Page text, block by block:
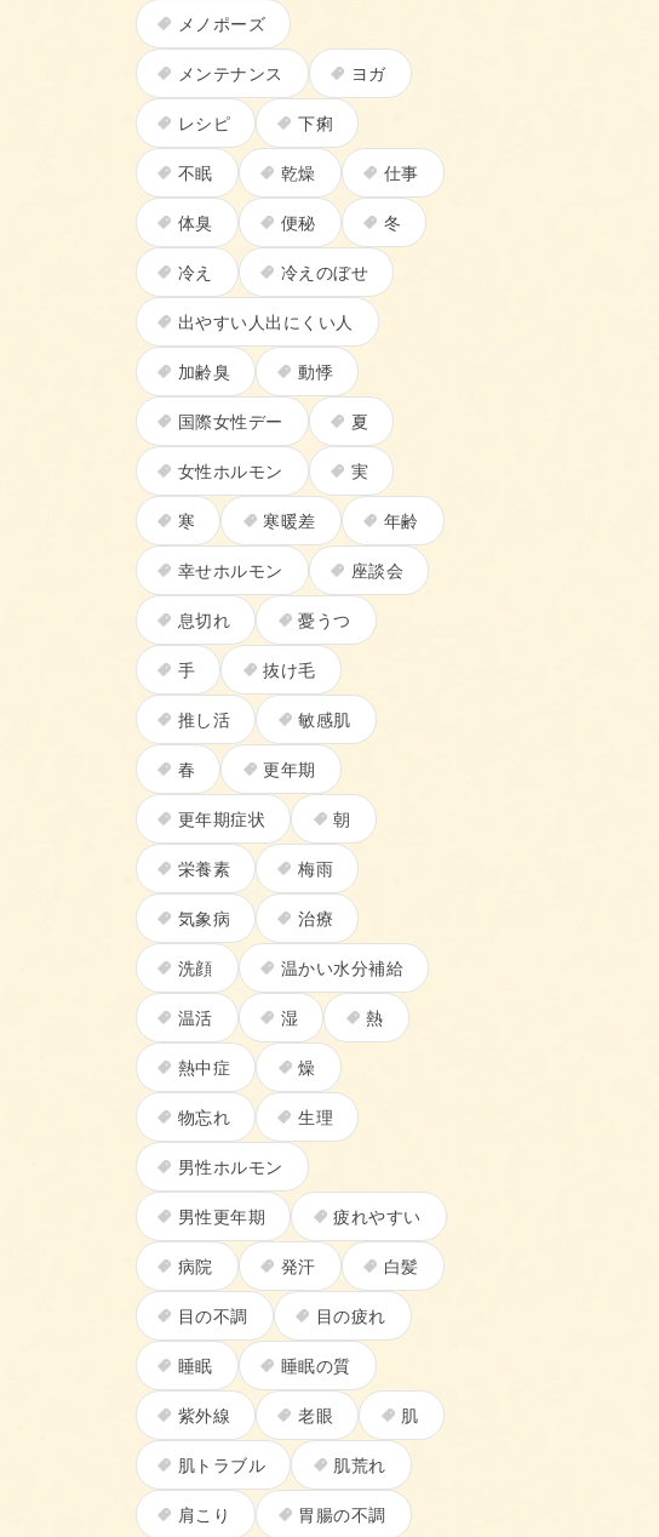
メノポーズ
メンテナンス ヨガ
レシピ 下痢
不眠 乾燥 仕事
体臭 便秘 冬
冷え 冷えのぼせ
出やすい人出にくい人
加齢臭 動悸
国際女性デー 夏
女性ホルモン 実
寒 寒暖差 年齢
幸せホルモン 座談会
息切れ 憂うつ
手 抜け毛
推し活 敏感肌
春 更年期
更年期症状 朝
栄養素 梅雨
気象病 治療
洗顔 温かい水分補給
温活 湿 熱
熱中症 燥
物忘れ 生理
男性ホルモン
男性更年期 疲れやすい
病院 発汗 白髪
目の不調 目の疲れ
睡眠 睡眠の質
紫外線 老眼 肌
肌トラブル 肌荒れ
肩こり 胃腸の不調